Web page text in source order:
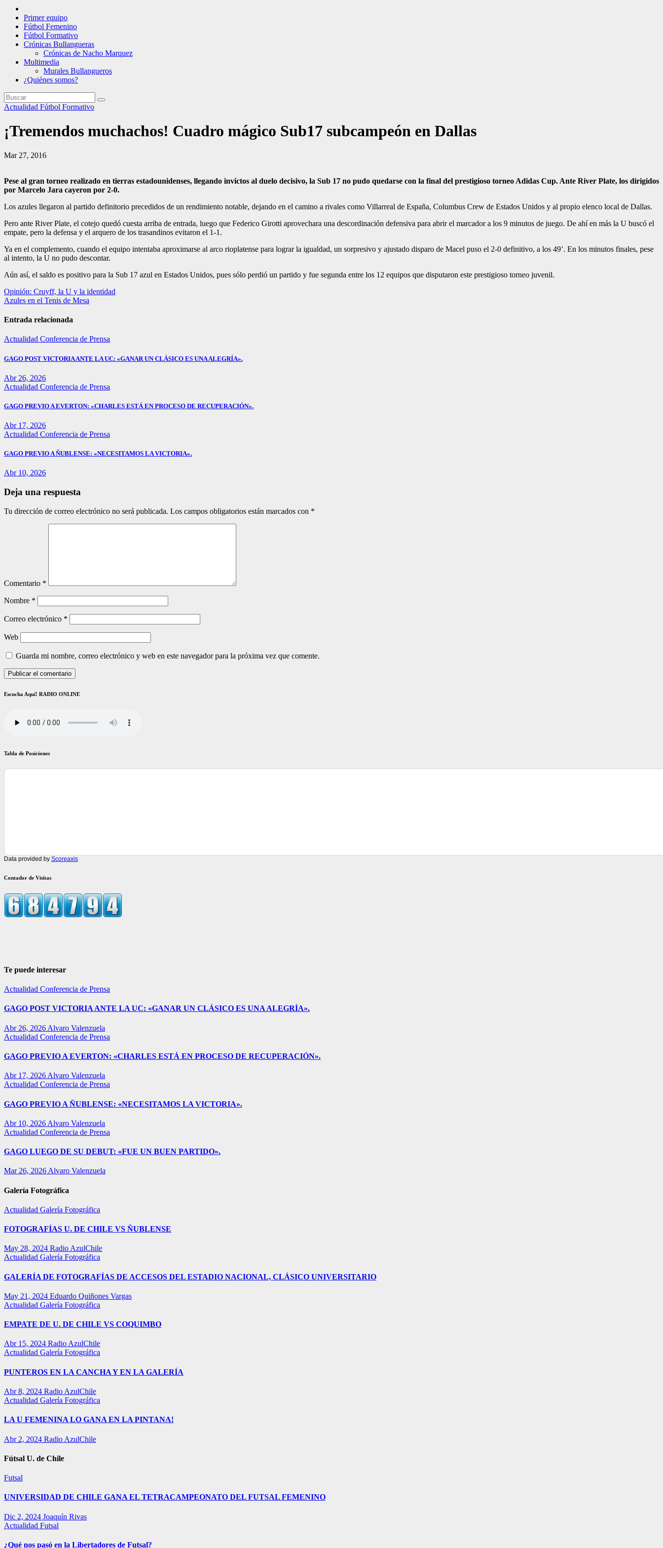
Primer equipo
Fútbol Femenino
Fútbol Formativo
Crónicas Bullangueras
Crónicas de Nacho Marquez
Multimedia
Murales Bullangueros
¿Quiénes somos?
Actualidad Fútbol Formativo
¡Tremendos muchachos! Cuadro mágico Sub17 subcampeón en Dallas
Mar 27, 2016
Pese al gran torneo realizado en tierras estadounidenses, llegando invictos al duelo decisivo, la Sub 17 no pudo quedarse con la final del prestigioso torneo Adidas Cup. Ante River Plate, los dirigidos
por Marcelo Jara cayeron por 2-0.
Los azules llegaron al partido definitorio precedidos de un rendimiento notable, dejando en el camino a rivales como Villarreal de España, Columbus Crew de Estados Unidos y al propio elenco local de Dallas.
Pero ante River Plate, el cotejo quedó cuesta arriba de entrada, luego que Federico Girotti aprovechara una descordinación defensiva para abrir el marcador a los 9 minutos de juego. De ahí en más la U buscó el
empate, pero la defensa y el arquero de los trasandinos evitaron el 1-1.
Ya en el complemento, cuando el equipo intentaba aproximarse al arco rioplatense para lograr la igualdad, un sorpresivo y ajustado disparo de Macel puso el 2-0 definitivo, a los 49’. En los minutos finales, pese
al intento, la U no pudo descontar.
Aún así, el saldo es positivo para la Sub 17 azul en Estados Unidos, pues sólo perdió un partido y fue segunda entre los 12 equipos que disputaron este prestigioso torneo juvenil.
Navegación
de
entradas
Opinión: Cruyff, la U y la identidad
Azules en el Tenis de Mesa
Entrada relacionada
Actualidad Conferencia de Prensa
GAGO POST VICTORIA ANTE LA UC: «GANAR UN CLÁSICO ES UNA ALEGRÍA».
Abr 26, 2026
Actualidad Conferencia de Prensa
GAGO PREVIO A EVERTON: «CHARLES ESTÁ EN PROCESO DE RECUPERACIÓN».
Abr 17, 2026
Actualidad Conferencia de Prensa
GAGO PREVIO A ÑUBLENSE: «NECESITAMOS LA VICTORIA».
Abr 10, 2026
Deja una respuesta
Tu dirección de correo electrónico no será publicada. Los campos obligatorios están marcados con *
Comentario *
Nombre *
Correo electrónico *
Web
Guarda mi nombre, correo electrónico y web en este navegador para la próxima vez que comente.
Escucha Aquí! RADIO ONLINE
Tabla de Posiciones
Data provided by Scoreaxis
Contador de Visitas
Te puede interesar
Actualidad Conferencia de Prensa
GAGO POST VICTORIA ANTE LA UC: «GANAR UN CLÁSICO ES UNA ALEGRÍA».
Abr 26, 2026 Alvaro Valenzuela
Actualidad Conferencia de Prensa
GAGO PREVIO A EVERTON: «CHARLES ESTÁ EN PROCESO DE RECUPERACIÓN».
Abr 17, 2026 Alvaro Valenzuela
Actualidad Conferencia de Prensa
GAGO PREVIO A ÑUBLENSE: «NECESITAMOS LA VICTORIA».
Abr 10, 2026 Alvaro Valenzuela
Actualidad Conferencia de Prensa
GAGO LUEGO DE SU DEBUT: «FUE UN BUEN PARTIDO».
Mar 26, 2026 Alvaro Valenzuela
Galería Fotográfica
Actualidad Galería Fotográfica
FOTOGRAFÍAS U. DE CHILE VS ÑUBLENSE
May 28, 2024 Radio AzulChile
Actualidad Galería Fotográfica
GALERÍA DE FOTOGRAFÍAS DE ACCESOS DEL ESTADIO NACIONAL, CLÁSICO UNIVERSITARIO
May 21, 2024 Eduardo Quiñones Vargas
Actualidad Galería Fotográfica
EMPATE DE U. DE CHILE VS COQUIMBO
Abr 15, 2024 Radio AzulChile
Actualidad Galería Fotográfica
PUNTEROS EN LA CANCHA Y EN LA GALERÍA
Abr 8, 2024 Radio AzulChile
Actualidad Galería Fotográfica
LA U FEMENINA LO GANA EN LA PINTANA!
Abr 2, 2024 Radio AzulChile
Fútsal U. de Chile
Futsal
UNIVERSIDAD DE CHILE GANA EL TETRACAMPEONATO DEL FUTSAL FEMENINO
Dic 2, 2024 Joaquín Rivas
Actualidad Futsal
¿Qué nos pasó en la Libertadores de Futsal?